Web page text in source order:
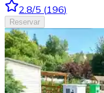
2.8/5 (196)
Reservar